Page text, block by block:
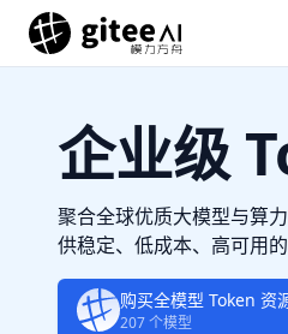
企业级
聚合全球优质大模型与算
供稳定、低成本、高可用
购买全模型 Token 资
207个模型